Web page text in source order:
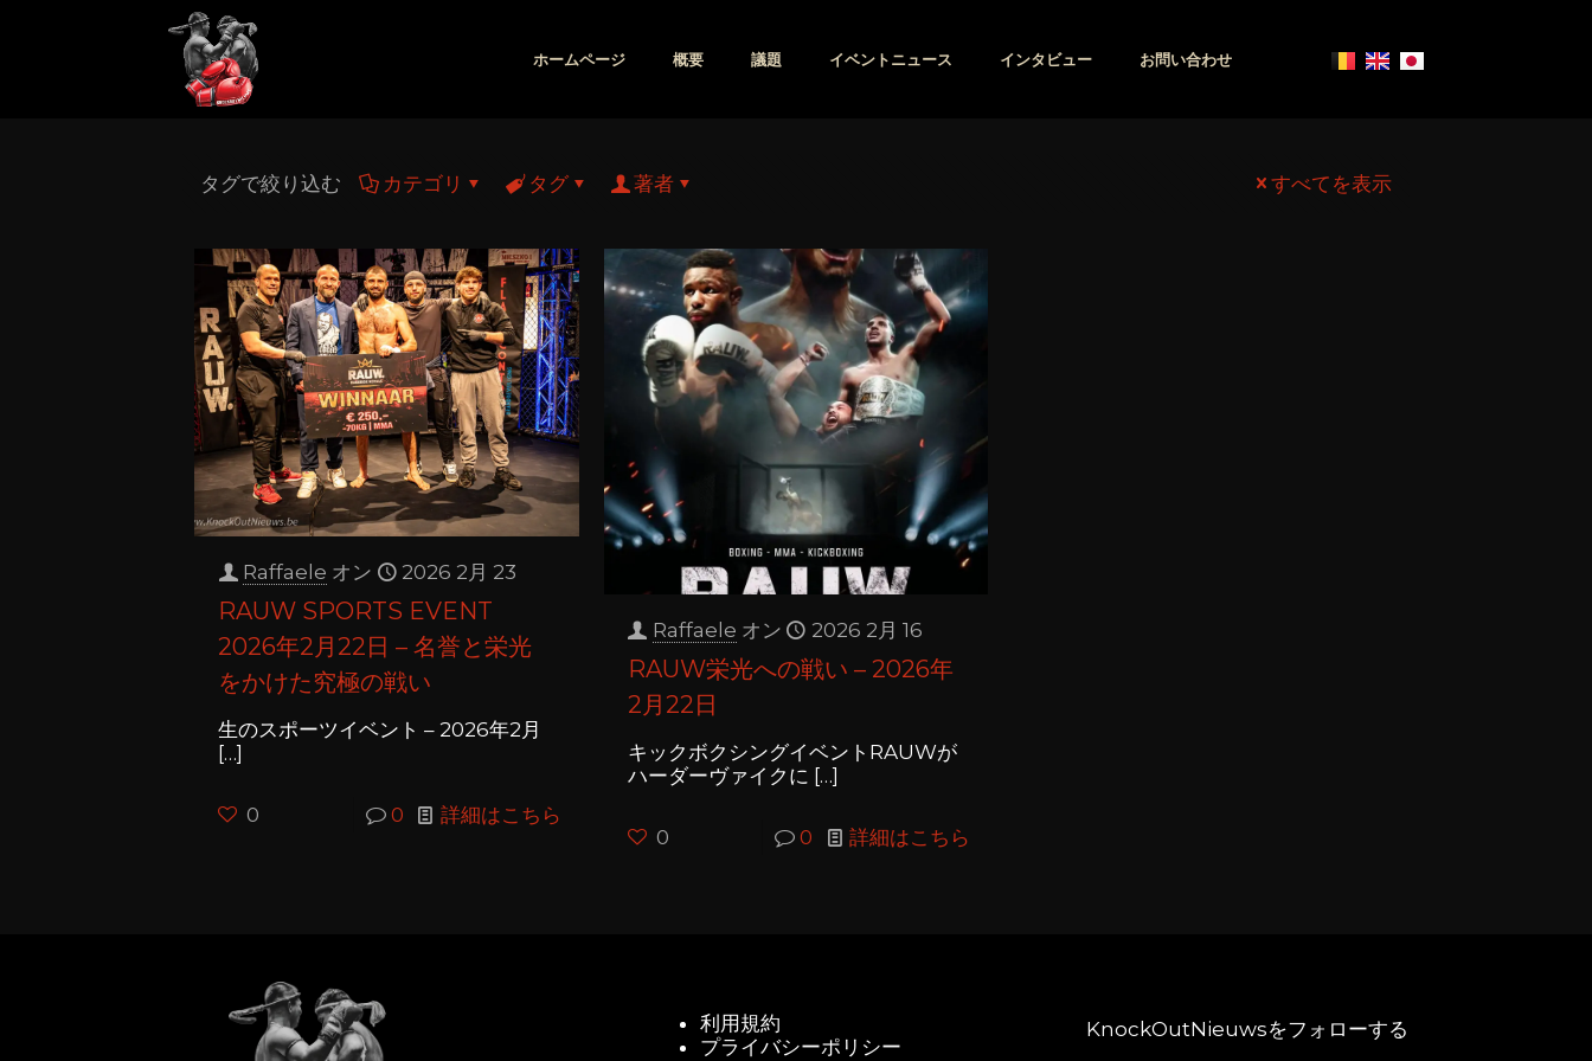
ホームページ 概要 議題 イベントニュース インタビュー お問い合わせ
タグで絞り込む カテゴリ タグ 著者 すべてを表示
Raffaele オン 2026 2月 23
RAUW SPORTS EVENT
2026年2月22日 – 名誉と栄光
をかけた究極の戦い
生のスポーツイベント – 2026年2月
[…]
0 0 詳細はこちら
Raffaele オン 2026 2月 16
RAUW栄光への戦い – 2026年
2月22日
キックボクシングイベントRAUWが
ハーダーヴァイクに […]
0 0 詳細はこちら
利用規約
プライバシーポリシー
KnockOutNieuwsをフォローする